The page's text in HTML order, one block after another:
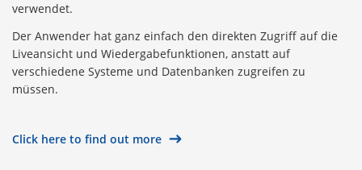
verwendet.
Der Anwender hat ganz einfach den direkten Zugriff auf die
Liveansicht und Wiedergabefunktionen, anstatt auf
verschiedene Systeme und Datenbanken zugreifen zu
müssen.
Click here to find out more